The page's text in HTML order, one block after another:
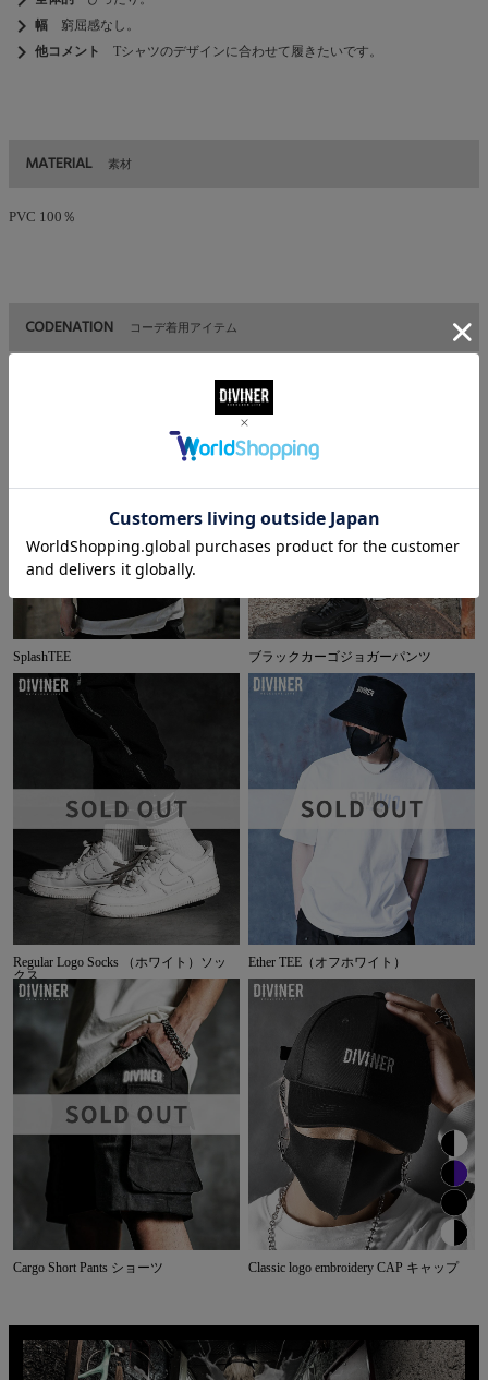
chevron_right 幅 窮屈感なし。
chevron_right 他コメント Tシャツのデザインに合わせて履きたいです。
MATERIAL 素材
PVC 100％
CODENATION コーデ着用アイテム
SplashTEE ブラックカーゴジョガーパンツ
Regular Logo Socks （ホワイト）ソッ
クス
Ether TEE（オフホワイト）
Cargo Short Pants ショーツ Classic logo embroidery CAP キャップ